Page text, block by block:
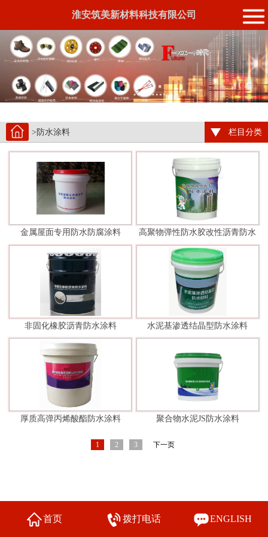
淮安筑美新材料科技有限公司
>防水涂料 栏目分类
金属屋面专用防水防腐涂料
高聚物弹性防水胶改性沥青防水
涂料
非固化橡胶沥青防水涂料 水泥基渗透结晶型防水涂料
厚质高弹丙烯酸酯防水涂料 聚合物水泥JS防水涂料
1 2 3 下一页
首页 拨打电话 ENGLISH